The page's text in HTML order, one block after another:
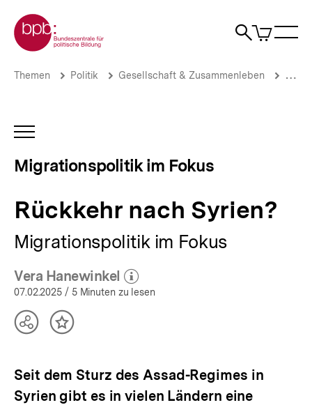
zum
Seiteninhalt
springen
Zur Startseite der bpb
Suche
Artikel
im
Rückkehr
Migrationspolitik
im
Fokus
Brotkrümelnavigation
Pfadnavigation
Themen Politik Gesellschaft & Zusammenleben
INHALTSNAVIGATION
Migrationspolitik im Fokus
Rückkehr nach Syrien?
Migrationspolitik im Fokus
Vera Hanewinkel
(Mehr zum Autor)
öffnen
07.02.2025 / 5 Minuten zu lesen
TeilenInhalt
Seit dem Sturz des Assad-Regimes in
Syrien gibt es in vielen Ländern eine